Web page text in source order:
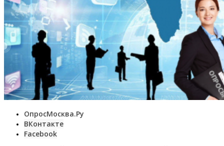
ОпросМосква.Ру
ВКонтакте
Facebook